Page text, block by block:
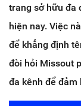
trang sở hữu đa
hiện nay. Việc
để khẳng định
đòi hỏi Missout
đa kênh để đảm